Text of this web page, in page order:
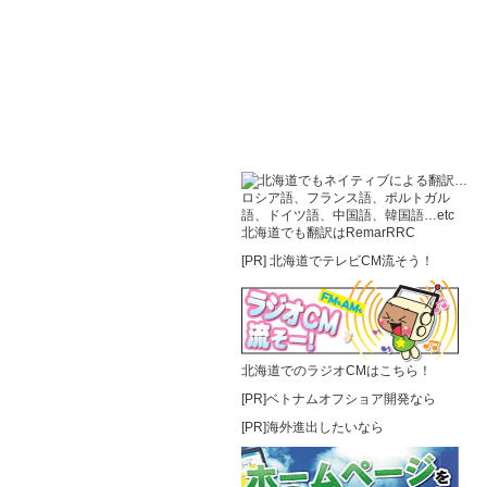
北海道でも翻訳はRemarRRC
[PR] 北海道でテレビCM流そう！
北海道でのラジオCMはこちら！
[PR]ベトナムオフショア開発なら
[PR]海外進出したいなら